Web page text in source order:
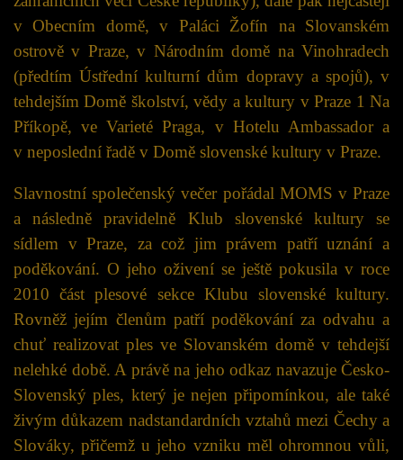
v Obecním domě, v Paláci Žofín na Slovanském
ostrově v Praze, v Národním domě na Vinohradech
(předtím Ústřední kulturní dům dopravy a spojů), v
tehdejším Domě školství, vědy a kultury v Praze 1 Na
Příkopě, ve Varieté Praga, v Hotelu Ambassador a
v neposlední řadě v Domě slovenské kultury v Praze.
Slavnostní společenský večer pořádal MOMS v Praze
a následně pravidelně Klub slovenské kultury se
sídlem v Praze, za což jim právem patří uznání a
poděkování. O jeho oživení se ještě pokusila v roce
2010 část plesové sekce Klubu slovenské kultury.
Rovněž jejím členům patří poděkování za odvahu a
chuť realizovat ples ve Slovanském domě v tehdejší
nelehké době. A právě na jeho odkaz navazuje Česko-
Slovenský ples, který je nejen připomínkou, ale také
živým důkazem nadstandardních vztahů mezi Čechy a
Slováky, přičemž u jeho vzniku měl ohromnou vůli,